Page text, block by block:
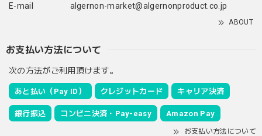
E-mail
algernon-market@algernonproduct.co.jp
ABOUT
お支払い方法について
次の方法がご利用頂けます。
あと払い（Pay ID） クレジットカード キャリア決済
銀行振込 コンビニ決済・Pay-easy Amazon Pay
お支払い方法について